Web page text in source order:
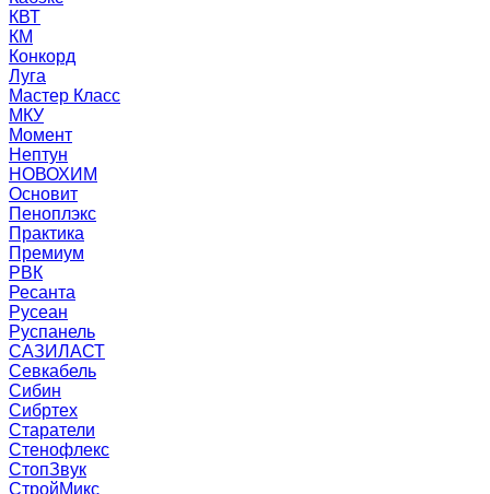
КВТ
КМ
Конкорд
Луга
Мастер Класс
МКУ
Момент
Нептун
НОВОХИМ
Основит
Пеноплэкс
Практика
Премиум
РВК
Ресанта
Русеан
Руспанель
САЗИЛАСТ
Севкабель
Сибин
Сибртех
Старатели
Стенофлекс
СтопЗвук
СтройМикс